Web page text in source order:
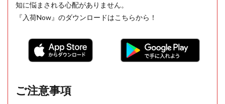
知に悩まされる心配がありません。
『入荷Now』のダウンロードはこちらから！
ご注意事項